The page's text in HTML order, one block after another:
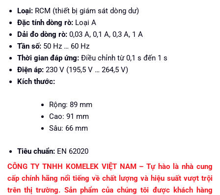
Loại:RCM (thiết bị giám sát dòng dư)
Đặc tính dòng rò:Loại A
Dải đo dòng rò:0,03 A, 0,1 A, 0,3 A, 1 A
Tần số:50 Hz … 60 Hz
Thời gian đáp ứng:Điều chỉnh từ 0,1 s đến 1 s
Điện áp:230 V (195,5 V … 264,5 V)
Kích thước:
Rộng: 89 mm
Cao: 91 mm
Sâu: 66 mm
Tiêu chuẩn:EN 62020
CÔNG TY TNHH KOMELEK VIỆT NAM – Tự hào là nhà cung
cấp chính hãng nổi tiếng về chất lượng và hiệu suất vượt trội
trên thị trường. Sản phẩm của chúng tôi được khách hàng